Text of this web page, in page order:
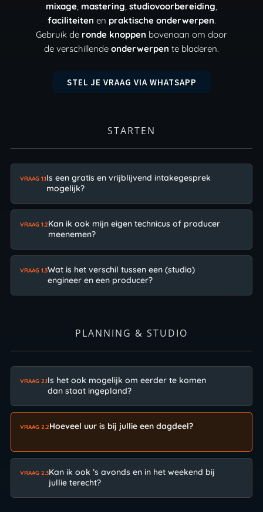
mixage, mastering, studiovoorbereiding,
faciliteiten en praktische onderwerpen.
Gebruik de ronde knoppen bovenaan om door
de verschillende onderwerpen te bladeren.
STEL JE VRAAG VIA WHATSAPP
STARTEN
VRAAG 1.1Is een gratis en vrijblijvend intakegesprek
mogelijk?
VRAAG 1.2Kan ik ook mijn eigen technicus of producer
meenemen?
VRAAG 1.3Wat is het verschil tussen een (studio)
engineer en een producer?
PLANNING & STUDIO
VRAAG 2.1Is het ook mogelijk om eerder te komen
dan staat ingepland?
VRAAG 2.2Hoeveel uur is bij jullie een dagdeel?
VRAAG 2.3Kan ik ook ’s avonds en in het weekend bij
jullie terecht?